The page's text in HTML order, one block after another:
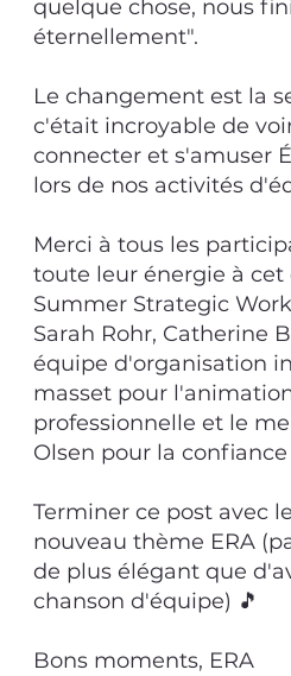
quelque chose, nous
éternellement".
Le changement est la
c'était incroyable de
connecter et s'amuser
lors de nos activités
Merci à tous les
toute leur énergie à cet
Summer Strategic
Sarah Rohr, Catherine
équipe d'organisation
masset pour
professionnelle et le
Olsen pour la
Terminer ce post avec
nouveau thème ERA
de plus élégant que
chanson d'équipe) 🎵
Bons moments, ERA